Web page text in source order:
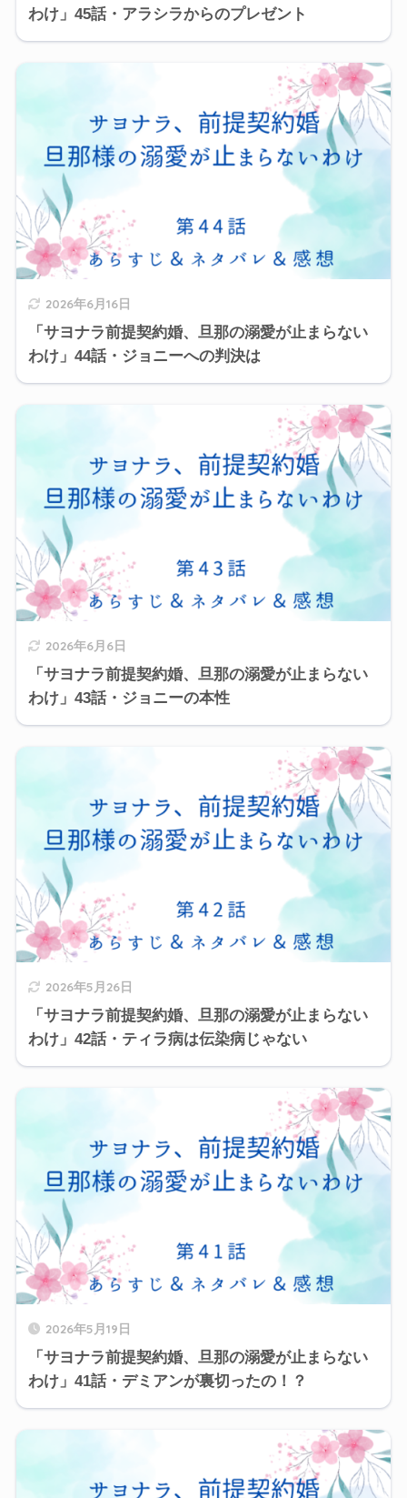
わけ」45話・アラシラからのプレゼント
2026年6月16日
「サヨナラ前提契約婚、旦那の溺愛が止まらない
わけ」44話・ジョニーへの判決は
2026年6月6日
「サヨナラ前提契約婚、旦那の溺愛が止まらない
わけ」43話・ジョニーの本性
2026年5月26日
「サヨナラ前提契約婚、旦那の溺愛が止まらない
わけ」42話・ティラ病は伝染病じゃない
2026年5月19日
「サヨナラ前提契約婚、旦那の溺愛が止まらない
わけ」41話・デミアンが裏切ったの！？